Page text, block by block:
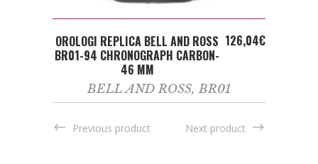
ADD TO CART
OROLOGI REPLICA BELL AND ROSS
BR01-94 CHRONOGRAPH CARBON-
46 MM
126,04€
BELL AND ROSS,BR01
Previous product Next product